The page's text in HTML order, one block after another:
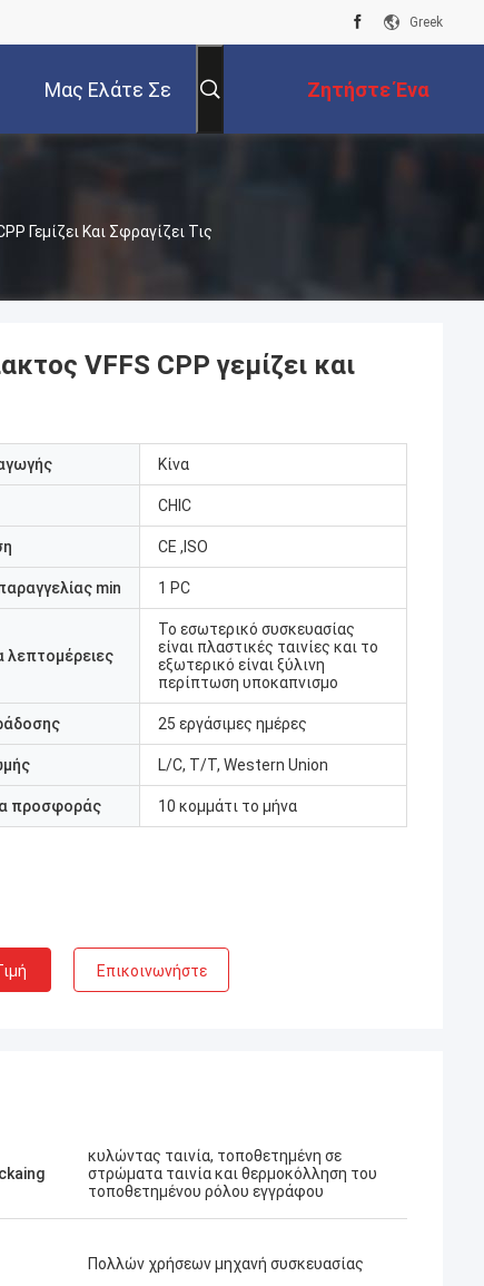
Greek
Μας Ελάτε Σε Ζητήστε Ένα
Απόσπασμα
Γεμίζει Και Σφραγίζει Τις
VFFS CPP γεμίζει και
Κίνα
CHIC
CE ,ISO
min 1 PC
λεπτομέρειες
Το εσωτερικό συσκευασίας
είναι πλαστικές ταινίες και το
εξωτερικό είναι ξύλινη
περίπτωση υποκαπνισμο
25 εργάσιμες ημέρες
L/C, T/T, Western Union
προσφοράς 10 κομμάτι το μήνα
Επικοινωνήστε
κυλώντας ταινία, τοποθετημένη σε
στρώματα ταινία και θερμοκόλληση του
τοποθετημένου ρόλου εγγράφου
Πολλών χρήσεων μηχανή συσκευασίας